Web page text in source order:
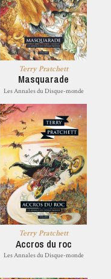
Terry Pratchett
Masquarade
Les Annales du Disque-monde
Terry Pratchett
Accros du roc
Les Annales du Disque-monde